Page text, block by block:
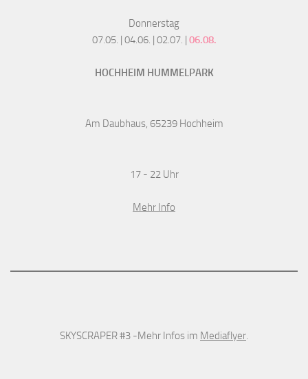
Donnerstag
07.05. | 04.06. | 02.07. | 06.08.
HOCHHEIM HUMMELPARK
Am Daubhaus, 65239 Hochheim
17 - 22 Uhr
Mehr Info
SKYSCRAPER #3 -Mehr Infos im Mediaflyer